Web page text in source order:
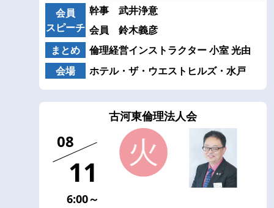
会員
スピーチ
幹事 武井浄意
会員 鈴木義彦
まとめ
倫理経営インストラクター 小室 光由
会場
ホテル・ザ・ウエストヒルズ・水戸
古河東倫理法人会
08
11
6:00～